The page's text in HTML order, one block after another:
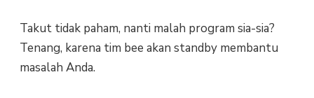
Takut tidak paham, nanti malah program sia-sia?
Tenang, karena tim bee akan standby membantu
masalah Anda.